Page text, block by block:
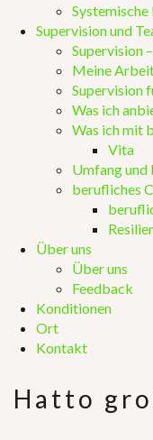
Supervision und
Supervision
Meine
Supervision
Was ich
Was ich mit
Vita
Umfang und
berufliches
Über uns
Über uns
Feedback
Konditionen
Ort
Kontakt
Hatto